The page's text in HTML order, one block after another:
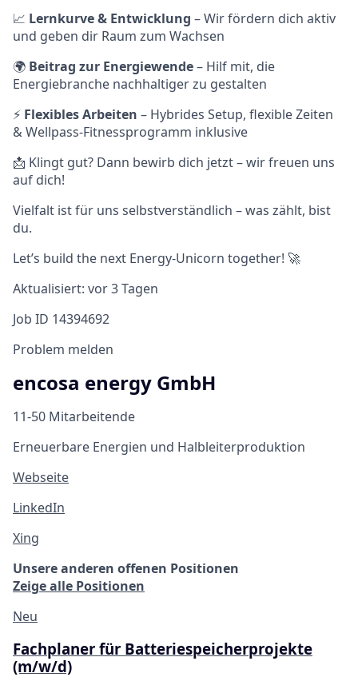
📈 Lernkurve & Entwicklung – Wir fördern dich aktiv
und geben dir Raum zum Wachsen
🌍 Beitrag zur Energiewende– Hilf mit, die
Energiebranche nachhaltiger zu gestalten
⚡ Flexibles Arbeiten – Hybrides Setup, flexible Zeiten
& Wellpass-Fitnessprogramm inklusive
📩 Klingt gut? Dann bewirb dich jetzt – wir freuen uns
auf dich!
Vielfalt ist für uns selbstverständlich – was zählt, bist
du.
Let’s build the next Energy-Unicorn together! 🚀
Aktualisiert: vor 3 Tagen
Job ID 14394692
Problem melden
encosa energy GmbH
11-50 Mitarbeitende
Erneuerbare Energien und Halbleiterproduktion
Webseite
LinkedIn
Xing
Unsere anderen offenen Positionen
Zeige alle Positionen
Neu
Fachplaner für Batteriespeicherprojekte
(m/w/d)